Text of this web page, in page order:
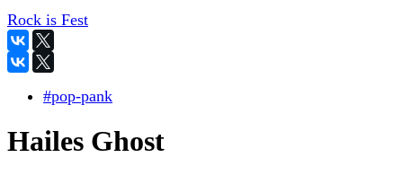
Rock is Fest
#pop-pank
Hailes Ghost